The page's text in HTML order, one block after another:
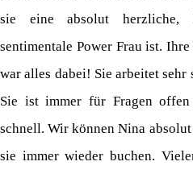
sie eine absolut herzliche,
sentimentale Power Frau ist.
war alles dabei! Sie arbeitet
Sie ist immer für Fragen
schnell. Wir können Nina
sie immer wieder buchen.